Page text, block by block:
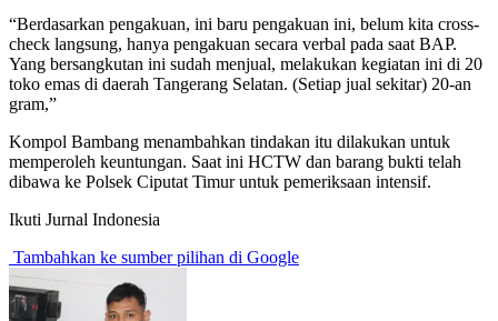
“Berdasarkan pengakuan, ini baru pengakuan ini, belum kita cross-
check langsung, hanya pengakuan secara verbal pada saat BAP.
Yang bersangkutan ini sudah menjual, melakukan kegiatan ini di 20
toko emas di daerah Tangerang Selatan. (Setiap jual sekitar) 20-an
gram,”
Kompol Bambang menambahkan tindakan itu dilakukan untuk
memperoleh keuntungan. Saat ini HCTW dan barang bukti telah
dibawa ke Polsek Ciputat Timur untuk pemeriksaan intensif.
Ikuti Jurnal Indonesia
Tambahkan ke sumber pilihan di Google